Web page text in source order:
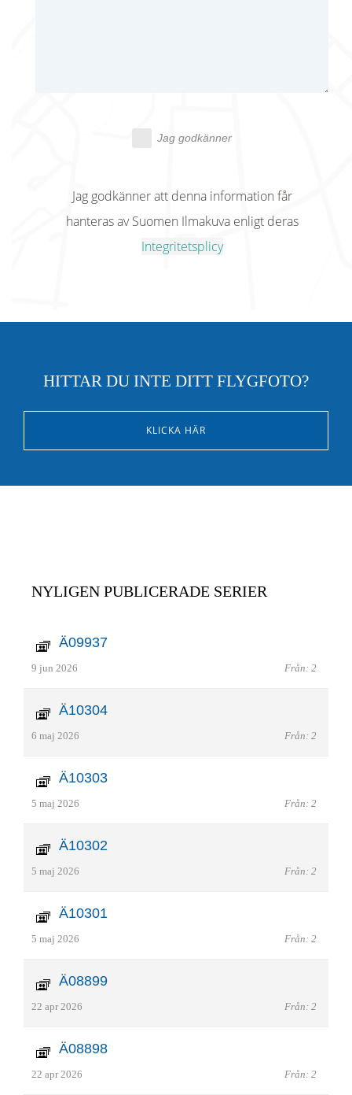
Jag godkänner
Jag godkänner att denna information får
hanteras av Suomen Ilmakuva enligt deras
Integritetsplicy
HITTAR DU INTE DITT FLYGFOTO?
KLICKA HÄR
NYLIGEN PUBLICERADE SERIER
Ä09937
9 jun 2026 Från: 2
Ä10304
6 maj 2026 Från: 2
Ä10303
5 maj 2026 Från: 2
Ä10302
5 maj 2026 Från: 2
Ä10301
5 maj 2026 Från: 2
Ä08899
22 apr 2026 Från: 2
Ä08898
22 apr 2026 Från: 2